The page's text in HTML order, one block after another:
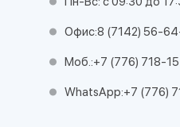
Офис:8 (7142) 56-
Моб.:+7 (776) 718-
WhatsApp:+7 (776)